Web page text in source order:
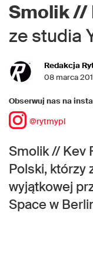
Smolik //
ze studia
Redakcja
08 marca
Obserwuj nas na
@rytmypl
Smolik // Kev
Polski, którzy
wyjątkowej
Space w